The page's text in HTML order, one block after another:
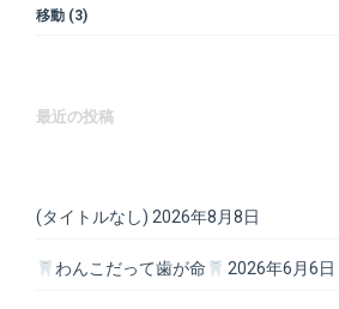
移動(3)
最近の投稿
(タイトルなし) 2026年8月8日
わんこだって歯が命 2026年6月6日